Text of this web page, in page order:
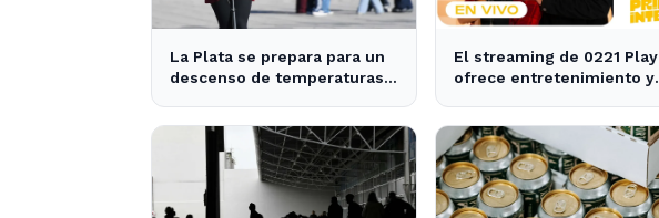
La Plata se prepara para un
descenso de temperaturas
El streaming de 0221 Play
ofrece entretenimiento y